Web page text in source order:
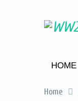
HOME
Home